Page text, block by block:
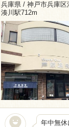
兵庫県 / 神戸市兵庫区
湊川駅712m
年中無休